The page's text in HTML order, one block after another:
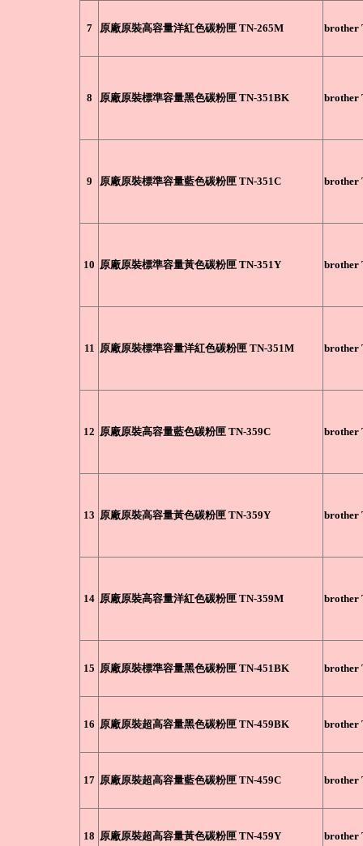
7 原廠原裝高容量洋紅色碳粉匣 TN-265M brother
8 原廠原裝標準容量黑色碳粉匣 TN-351BK brother
9 原廠原裝標準容量藍色碳粉匣 TN-351C brother
10 原廠原裝標準容量黃色碳粉匣 TN-351Y brother
11 原廠原裝標準容量洋紅色碳粉匣 TN-351M brother
12 原廠原裝高容量藍色碳粉匣 TN-359C brother
13 原廠原裝高容量黃色碳粉匣 TN-359Y brother
14 原廠原裝高容量洋紅色碳粉匣 TN-359M brother
15 原廠原裝標準容量黑色碳粉匣 TN-451BK brother
16 原廠原裝超高容量黑色碳粉匣 TN-459BK brother
17 原廠原裝超高容量藍色碳粉匣 TN-459C brother
18 原廠原裝超高容量黃色碳粉匣 TN-459Y brother